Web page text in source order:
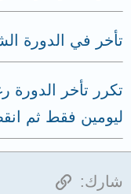
تأخر في الدورة
تكرر تأخر الدورة
ليومين فقط ثم
شارك: الرابط